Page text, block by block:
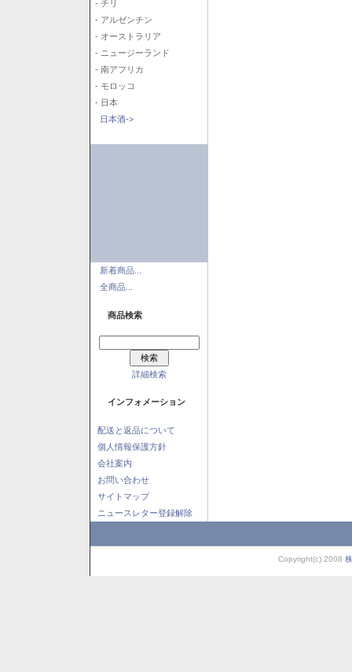
- チリ
- アルゼンチン
- オーストラリア
- ニュージーランド
- 南アフリカ
- モロッコ
- 日本
日本酒->
新着商品...
全商品...
商品検索
詳細検索
インフォメーション
配送と返品について
個人情報保護方針
会社案内
お問い合わせ
サイトマップ
ニュースレター登録解除
Copyright(c) 2008